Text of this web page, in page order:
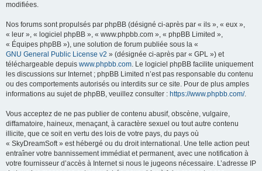
modifiées.
Nos forums sont propulsés par phpBB (désigné ci-après par « ils », « eux »,
« leur », « logiciel phpBB », « www.phpbb.com », « phpBB Limited »,
« Équipes phpBB »), une solution de forum publiée sous la «
GNU General Public License v2 » (désignée ci-après par « GPL ») et
téléchargeable depuis www.phpbb.com. Le logiciel phpBB facilite uniquement
les discussions sur Internet ; phpBB Limited n’est pas responsable du contenu
ou des comportements autorisés ou interdits sur ce site. Pour de plus amples
informations au sujet de phpBB, veuillez consulter : https://www.phpbb.com/.
Vous acceptez de ne pas publier de contenu abusif, obscène, vulgaire,
diffamatoire, haineux, menaçant, à caractère sexuel ou tout autre contenu
illicite, que ce soit en vertu des lois de votre pays, du pays où
« SkyDreamSoft » est hébergé ou du droit international. Une telle action peut
entraîner votre bannissement immédiat et permanent, avec une notification à
votre fournisseur d’accès à Internet si nous le jugeons nécessaire. L’adresse IP